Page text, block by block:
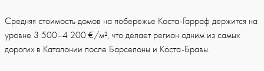
Средняя стоимость домов на побережье Коста-Гарраф держится на
уровне 3 500–4 200 €/м², что делает регион одним из самых
дорогих в Каталонии после Барселоны и Коста-Бравы.